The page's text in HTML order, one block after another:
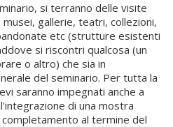
si terranno delle visite
gallerie, teatri, collezioni,
etc (strutture esistenti
si riscontri qualcosa (un
o altro) che sia in
del seminario. Per tutta la
saranno impegnati anche a
di una mostra
al termine del